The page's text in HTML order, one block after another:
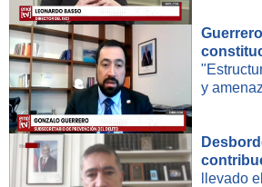
Valor aproximado:85 UF/m2.
Superficie:14.000 m2.
Uso:Vivienda, comercio o proyecto
Atractivo: El sector ha crecido
sumándose varios proyectos tanto
permite construcción en altura. Está cercano
Dueño: Dueños del Apumanque.
y
llevado